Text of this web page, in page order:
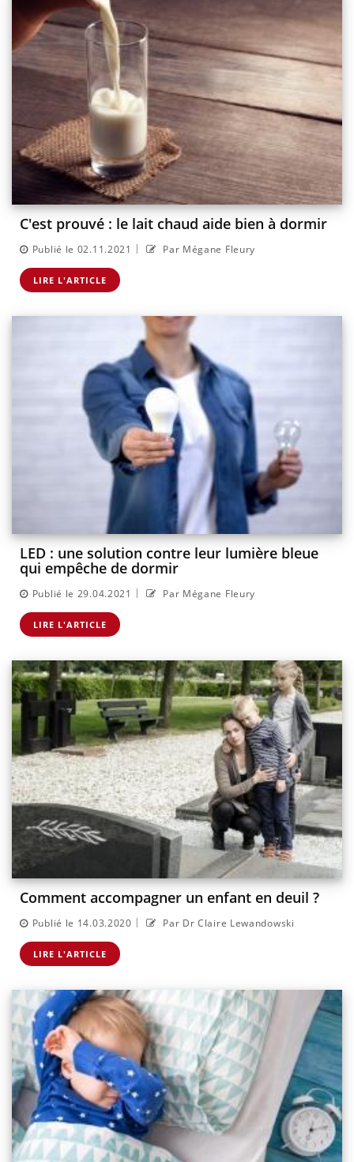
C'est prouvé : le lait chaud aide bien à dormir
Publié le 02.11.2021 | Par Mégane Fleury
LIRE L'ARTICLE
LED : une solution contre leur lumière bleue
qui empêche de dormir
Publié le 29.04.2021 | Par Mégane Fleury
LIRE L'ARTICLE
Comment accompagner un enfant en deuil ?
Publié le 14.03.2020 | Par Dr Claire Lewandowski
LIRE L'ARTICLE